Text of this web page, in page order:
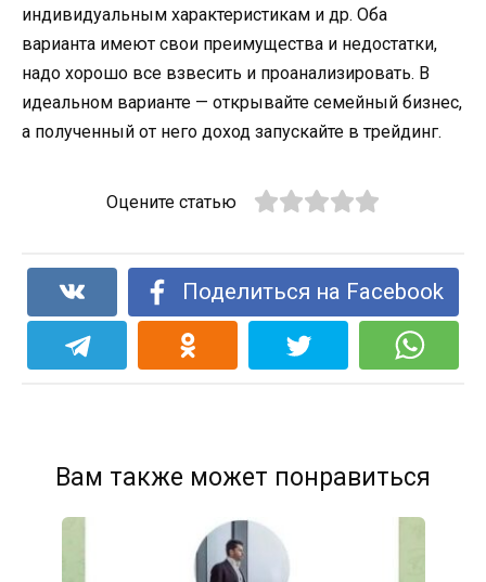
индивидуальным характеристикам и др. Оба
варианта имеют свои преимущества и недостатки,
надо хорошо все взвесить и проанализировать. В
идеальном варианте — открывайте семейный бизнес,
а полученный от него доход запускайте в трейдинг.
Оцените статью
Поделиться на Facebook
Вам также может понравиться